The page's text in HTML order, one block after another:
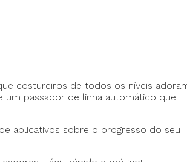
costureiros de todos os níveis
um passador de linha automático que
aplicativos sobre o progresso do seu